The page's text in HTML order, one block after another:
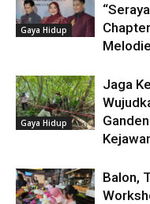
Gaya Hidup
Gaya Hidup
Jaga
Balon,